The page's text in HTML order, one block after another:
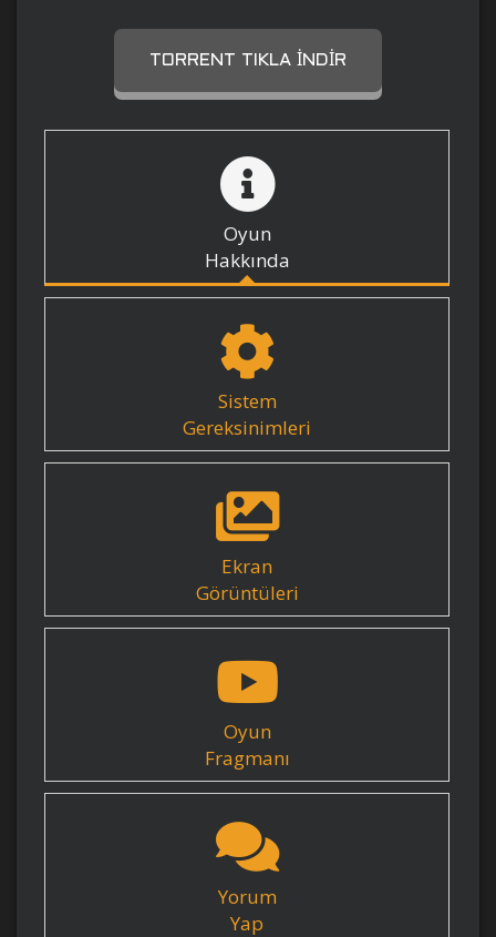
TORRENT TIKLA İNDIR
Oyun
Hakkında
Sistem
Gereksinimleri
Ekran
Görüntüleri
Oyun
Fragmanı
Yorum
Yap